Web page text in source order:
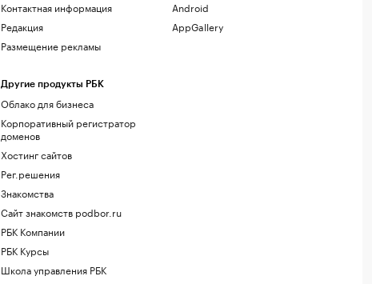
Контактная информация
Редакция
Размещение рекламы
Другие продукты РБК
Облако для бизнеса
Корпоративный регистратор
доменов
Хостинг сайтов
Рег.решения
Знакомства
Сайт знакомств podbor.ru
РБК Компании
РБК Курсы
Школа управления РБК
Android
AppGallery